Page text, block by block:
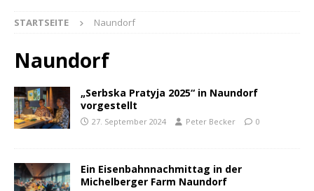
STARTSEITE Naundorf
Naundorf
„Serbska Pratyja 2025“ in Naundorf
vorgestellt
27. September 2024 Peter Becker 0
Ein Eisenbahnnachmittag in der
Michelberger Farm Naundorf